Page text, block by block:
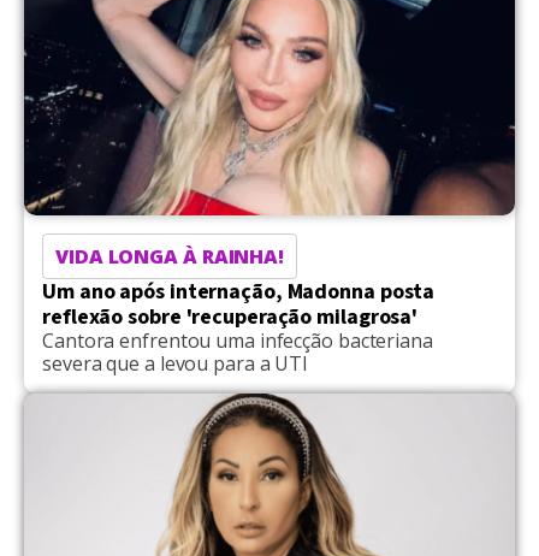
VIDA LONGA À RAINHA!
Um ano após internação, Madonna posta
reflexão sobre 'recuperação milagrosa'
Cantora enfrentou uma infecção bacteriana
severa que a levou para a UTI